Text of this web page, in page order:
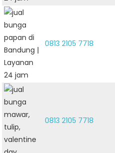
0813 2105 7718
0813 2105 7718